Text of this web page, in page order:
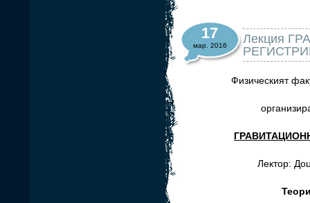
Лекция
17
мар. 2016
Физическият
Лектор: